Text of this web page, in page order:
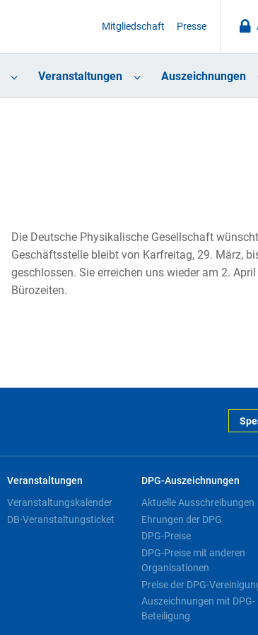
Mitgliedschaft Presse
Veranstaltungen Auszeichnungen
Die Deutsche Physikalische Gesellschaft
Geschäftsstelle bleibt von Karfreitag, 29. März,
geschlossen. Sie erreichen uns wieder am 2.
Bürozeiten.
Veranstaltungen
Veranstaltungskalender
DB-Veranstaltungsticket
DPG-Auszeichnungen
Aktuelle Ausschreibungen
Ehrungen der DPG
DPG-Preise
DPG-Preise mit anderen
Organisationen
Preise der DPG-
Auszeichnungen mit DPG-
Beteiligung